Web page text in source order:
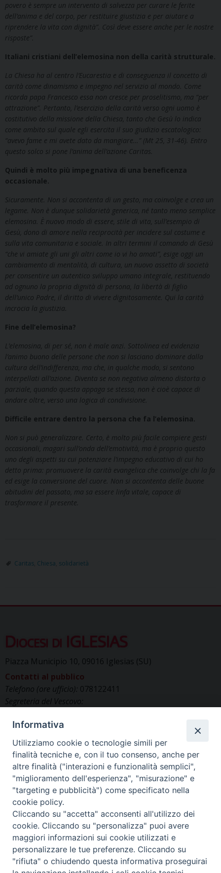
povero è sempre un intervento di salvezza per curare le ferite
dell’anima e del corpo, per restituire giustizia e per aiutare a
riprendere la vita con dignità”. Così deve essere anche per le nostre
risposte”.
Italiani cristiani dell’elemosina non della carità strutturale.
La Chiesa ha al centro l’Eucarestia e di conseguenza il concetto di
carità come dinamismo e impegno nel servizio al mondo. Come
ricorda papa Francesco essa non cresce per proselitismo, ma “per
attrazione”. Pertanto, l’esercizio della carità verso ogni uomo è
costitutivo della missione della Chiesa, tanto che Gesù lo indica
come ambito sul quale egli esercita il suo giudizio escatologico:
“avevo fame e mi avete dato da mangiare…” (Mt 25, 31-46). Entro
questo solco si pone l’anima dell’azione Caritas.
Quindi è molto più impegnativa di una beneficenza
occasionale.
Sicuramente. Non si accontenta di un gesto, ma coinvolge e crea un
legame. Non è dunque solidarietà generica, né tanto meno semplice
elemosina. È nuovo modo di essere, stile di vita, sull’esempio di
Gesù, dono di amore nella reciprocità per incidere sul costume e
sulla vita comunitaria e sociale. In altri termini il comando di Gesù
“che vi amiate gli uni gli altri come io vi ho amati”, esige oggi un
cambiamento di mentalità, di cultura, un nuovo assetto di società
per consentire un autentico sviluppo umano integrale, restituendo
ad ognuno la propria dignità di persona, la libertà di figlio
dell’unico Padre, il diritto di vivere dignitosamente. Qui la carità
incrocia la giustizia.
Fine dell’elemosina?
L’elemosina, di per sé, non è male anzi. Sottolinea ed evidenzia
l’animo buono delle persone che non si lasciano dominare dalla
cultura dell’indifferenza, ma che, in qualche modo, si sentono
interpellati all’azione. Diventa se non negativa almeno distorta o
parziale, quando questa appaga se stessa, non è cioè capace di
andare oltre, verso una logica di condivisione.
Difficile entrare dentro la persona che fa l’elemosina.
Non si può generalizzare. Certo, è molto più facile compiere gesti
occasionali, magari sull’onda dell’emotività, ma è proprio questo
uno degli aspetti su cui potenziare l’impegno educativo di cui ho
detto prima: promuovere la carità evangelica che coinvolge chi la fa
ed esige la conversione del cuore. Non si accontenta delle buone
abitudini del passato, ma sa essere linfa vitale, capace di
trasformare il presente.
Caritas Chiesa solidarietà
Diocesi di IGLESIAS
Piazza Municipio 10, 09016 Iglesias (SU)
Contatti al pubblico
Telefono (ore ufficio): 078122411
Segreteria del Vescovo:
Uffici di Curia:curia_iglesias@libero.it
Cancelleria (richiesta documenti):
canc.curia.iglesias@tiscali.it
Comunicazione & media (ufficio stampa):
ucs.iglesias@gmail.com
Informativa
Utilizziamo cookie o tecnologie simili per
finalità tecniche e, con il tuo consenso, anche per
altre finalità ("interazioni e funzionalità semplici",
"miglioramento dell'esperienza", "misurazione" e
"targeting e pubblicità") come specificato nella
cookie policy.
Cliccando su "accetta" acconsenti all'utilizzo dei
cookie. Cliccando su "personalizza" puoi avere
maggiori informazioni sui cookie utilizzati e
personalizzare le tue preferenze. Cliccando su
"rifiuta" o chiudendo questa informativa proseguirai